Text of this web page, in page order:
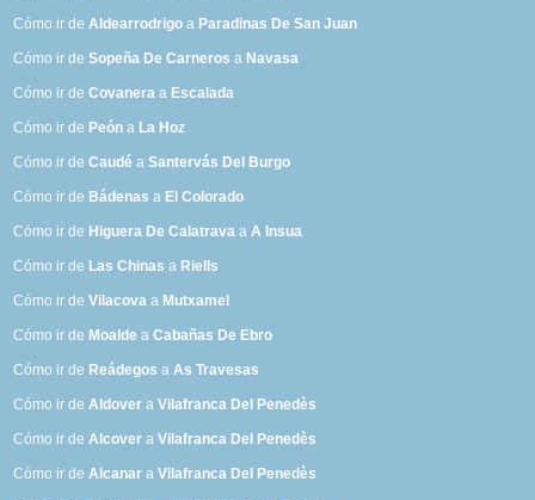
Cómo ir deAldearrodrigo a Paradinas De San Juan
Cómo ir deSopeña De Carneros a Navasa
Cómo ir deCovanera a Escalada
Cómo ir de Peón a La Hoz
Cómo ir deCaudé aSantervás Del Burgo
Cómo ir de Bádenas a El Colorado
Cómo ir de Higuera De Calatrava aA Insua
Cómo ir de Las Chinas a Riells
Cómo ir deVilacova a Mutxamel
Cómo ir de Moalde aCabañas De Ebro
Cómo ir de Reádegos aAs Travesas
Cómo ir deAldover aVilafranca Del Penedès
Cómo ir deAlcover aVilafranca Del Penedès
Cómo ir deAlcanar aVilafranca Del Penedès